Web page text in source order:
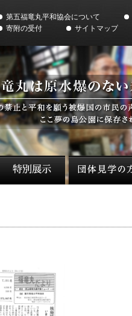
第五福竜丸平和協会について
寄附の受付
サイトマップ